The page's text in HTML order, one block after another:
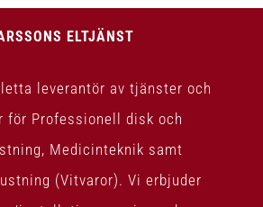
ELTJÄNST
leverantör av tjänster och
för Professionell disk och
Medicinteknik samt
(Vitvaror). Vi erbjuder